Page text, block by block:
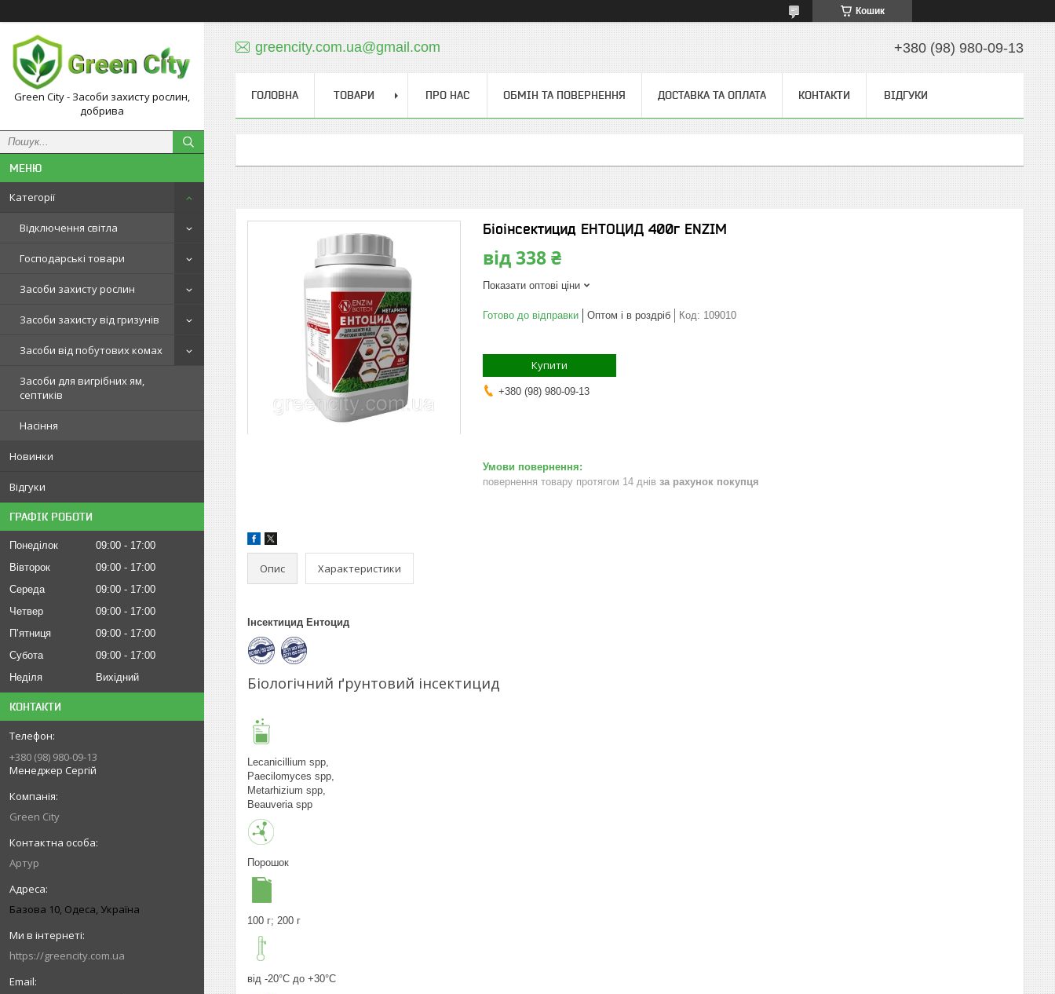
Кошик
Green City - Засоби захисту рослин,
добрива
Категорії
Відключення світла
Господарські товари
Засоби захисту рослин
Засоби захисту від гризунів
Засоби від побутових комах
Засоби для вигрібних ям,
септиків
Насіння
Новинки
Відгуки
ГРАФІК РОБОТИ
Понеділок 09:00
17:00
Вівторок
09:00
17:00
Середа
09:00
17:00
Четвер
09:00
17:00
Пʼятниця
09:00
17:00
Субота
09:00
17:00
Неділя
Вихідний
КОНТАКТИ
+380 (98) 980-09-13
Менеджер Сергій
Green City
Артур
Базова 10, Одеса, Україна
https://greencity.com.ua
greencity.com.ua@gmail.com +380 (98) 980-09-13
ГОЛОВНА ТОВАРИ ПРО НАС ОБМІН ТА ПОВЕРНЕННЯ ДОСТАВКА ТА ОПЛАТА КОНТАКТИ ВІДГУКИ
Біоінсектицид ЕНТОЦИД 400г ENZIM
від 338 ₴
Показати оптові ціни
Готово до відправки Оптом і в роздріб Код: 109010
Купити
+380 (98) 980-09-13
повернення товару протягом 14 днів за рахунок покупця
Опис Характеристики
Інсектицид Ентоцид
Біологічний ґрунтовий інсектицид
Lecanicillium spp,
Paecilomyces spp,
Metarhizium spp,
Beauveria spp
Порошок
100 г; 200 г
від -20°С до +30°С